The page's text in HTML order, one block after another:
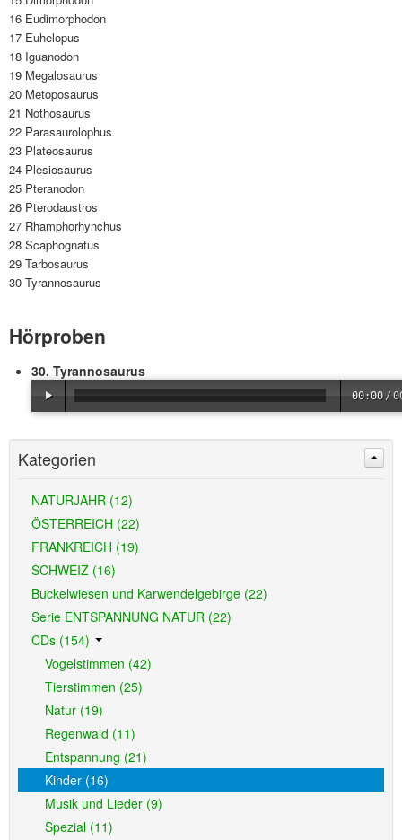
16 Eudimorphodon
17 Euhelopus
18 Iguanodon
19 Megalosaurus
20 Metoposaurus
21 Nothosaurus
22 Parasaurolophus
23 Plateosaurus
24 Plesiosaurus
25 Pteranodon
26 Pterodaustros
27 Rhamphorhynchus
28 Scaphognatus
29 Tarbosaurus
30 Tyrannosaurus
Hörproben
30. Tyrannosaurus
00:00 /
Kategorien
NATURJAHR (12)
ÖSTERREICH (22)
FRANKREICH (19)
SCHWEIZ (16)
Buckelwiesen und Karwendelgebirge (22)
Serie ENTSPANNUNG NATUR (22)
CDs (154)
Vogelstimmen (42)
Tierstimmen (25)
Natur (19)
Regenwald (11)
Entspannung (21)
Kinder (16)
Musik und Lieder (9)
Spezial (11)